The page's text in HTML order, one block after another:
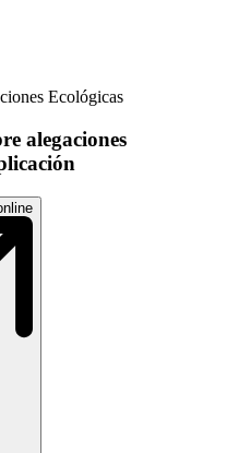
Ecológicas
alegaciones